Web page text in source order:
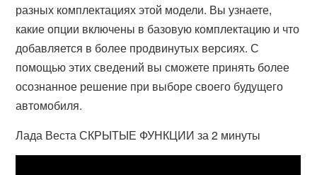
разных комплектациях этой модели. Вы узнаете,
какие опции включены в базовую комплектацию и что
добавляется в более продвинутых версиях. С
помощью этих сведений вы сможете принять более
осознанное решение при выборе своего будущего
автомобиля.
Лада Веста СКРЫТЫЕ ФУНКЦИИ за 2 минуты